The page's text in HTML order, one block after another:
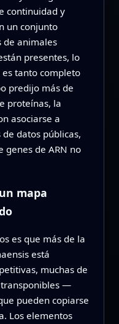
continuidad y
un conjunto
de animales
presentes, lo
tanto completo
predijo más de
proteínas, la
asociarse a
datos públicas,
genes de ARN no
mapa
es que más de la
está
muchas de
—
pueden copiarse
Los elementos